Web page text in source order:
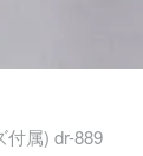
付属) dr-889